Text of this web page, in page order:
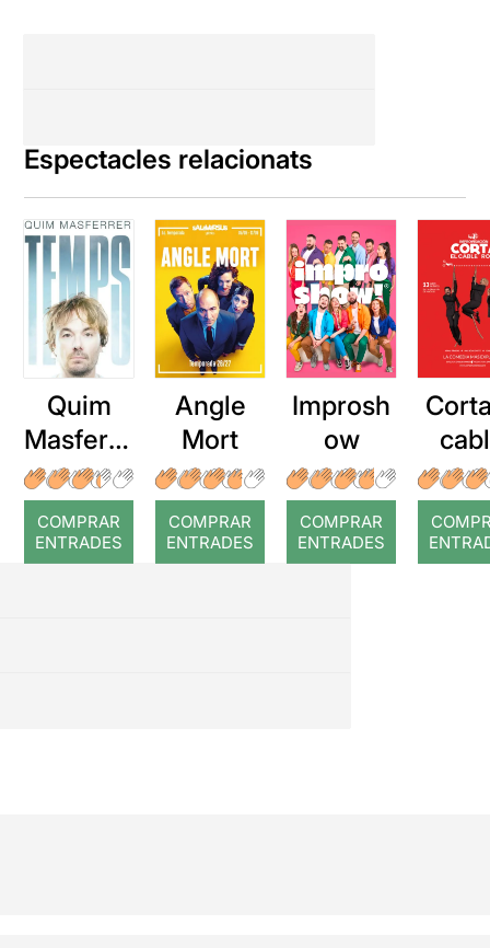
Espectacles relacionats
Quim
Masferre
r: Temps
COMPRAR
ENTRADES
Angle
Mort
COMPRAR
ENTRADES
Improsh
ow
COMPRAR
ENTRADES